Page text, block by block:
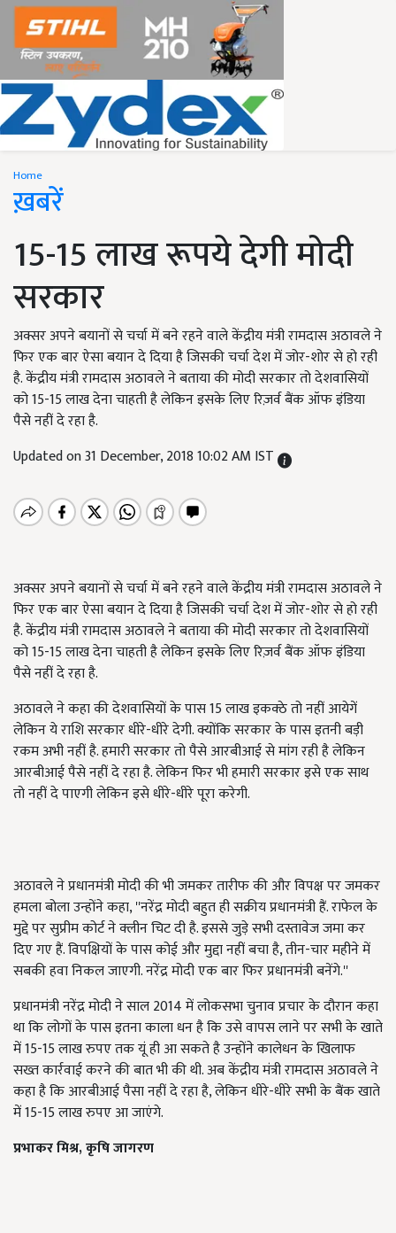
Home
ख़बरें
15-15 लाख रूपये देगी मोदी
सरकार
अक्सर अपने बयानों से चर्चा में बने रहने वाले केंद्रीय मंत्री रामदास अठावले ने
फिर एक बार ऐसा बयान दे दिया है जिसकी चर्चा देश में जोर-शोर से हो रही
है. केंद्रीय मंत्री रामदास अठावले ने बताया की मोदी सरकार तो देशवासियों
को 15-15 लाख देना चाहती है लेकिन इसके लिए रिज़र्व बैंक ऑफ इंडिया
पैसे नहीं दे रहा है.
Updated on 31 December, 2018 10:02 AM IST
अक्सर अपने बयानों से चर्चा में बने रहने वाले केंद्रीय मंत्री रामदास अठावले ने
फिर एक बार ऐसा बयान दे दिया है जिसकी चर्चा देश में जोर-शोर से हो रही
है. केंद्रीय मंत्री रामदास अठावले ने बताया की मोदी सरकार तो देशवासियों
को 15-15 लाख देना चाहती है लेकिन इसके लिए रिज़र्व बैंक ऑफ इंडिया
पैसे नहीं दे रहा है.
अठावले ने कहा की देशवासियों के पास 15 लाख इकक्ठे तो नहीं आयेगें
लेकिन ये राशि सरकार धीरे-धीरे देगी. क्योंकि सरकार के पास इतनी बड़ी
रकम अभी नहीं है. हमारी सरकार तो पैसे आरबीआई से मांग रही है लेकिन
आरबीआई पैसे नहीं दे रहा है. लेकिन फिर भी हमारी सरकार इसे एक साथ
तो नहीं दे पाएगी लेकिन इसे धीरे-धीरे पूरा करेगी.
अठावले ने प्रधानमंत्री मोदी की भी जमकर तारीफ की और विपक्ष पर जमकर
हमला बोला उन्होंने कहा, ''नरेंद्र मोदी बहुत ही सक्रीय प्रधानमंत्री हैं. राफेल के
मुद्दे पर सुप्रीम कोर्ट ने क्लीन चिट दी है. इससे जुड़े सभी दस्तावेज जमा कर
दिए गए हैं. विपक्षियों के पास कोई और मुद्दा नहीं बचा है, तीन-चार महीने में
सबकी हवा निकल जाएगी. नरेंद्र मोदी एक बार फिर प्रधानमंत्री बनेंगे.''
प्रधानमंत्री नरेंद्र मोदी ने साल 2014 में लोकसभा चुनाव प्रचार के दौरान कहा
था कि लोगों के पास इतना काला धन है कि उसे वापस लाने पर सभी के खाते
में 15-15 लाख रुपए तक यूं ही आ सकते है उन्होंने कालेधन के खिलाफ
सख्त कार्रवाई करने की बात भी की थी. अब केंद्रीय मंत्री रामदास अठावले ने
कहा है कि आरबीआई पैसा नहीं दे रहा है, लेकिन धीरे-धीरे सभी के बैंक खाते
में 15-15 लाख रुपए आ जाएंगे.
प्रभाकर मिश्र, कृषि जागरण